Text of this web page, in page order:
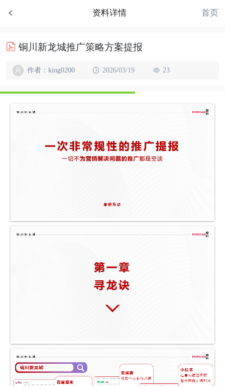
资料详情 首页
铜川新龙城推广策略方案提报
作者：king0200 2026/03/19 23